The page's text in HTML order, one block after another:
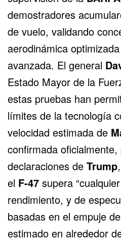
demostradores
de vuelo, validando
aerodinámica
avanzada. El general
Estado Mayor de la
estas pruebas han
límites de la tecnología
velocidad estimada de
confirmada
declaraciones de Trump
el F-47 supera
rendimiento, y de
basadas en el empuje
estimado en alrededor